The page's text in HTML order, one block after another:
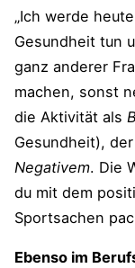
„Ich werde
Gesundheit tun
ganz anderer
machen, sonst
die Aktivität als
Gesundheit),
Negativem. Die
du mit dem
Sportsachen
Ebenso im